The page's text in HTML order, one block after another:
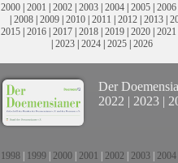
2000 | 2001 | 2002 | 2003 | 2004 | 2005 | 2006
| 2008 | 2009 | 2010 | 2011 | 2012 | 2013 |
2015 | 2016 | 2017 | 2018 | 2019 | 2020 | 2021
| 2023| 2024| 2025| 2026
Der
2022 | 2023 |
1998 1999 2000 2001 2002 2003 2004